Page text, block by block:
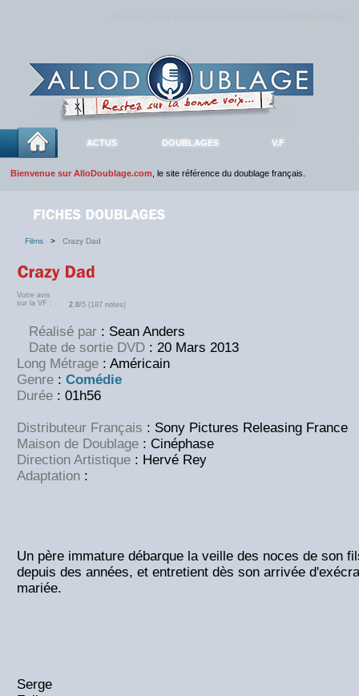
ACTUS DOUBLAGES V.F
Bienvenue sur AlloDoublage.com , le site référence du doublage français.
Films > Crazy Dad
Votre avis
sur la VF :
2.0/5 (187 notes)
Réalisé par : Sean Anders
Date de sortie DVD : 20 Mars 2013
Long Métrage : Américain
Genre : Comédie
Durée : 01h56
Distributeur Français : Sony Pictures Releasing France
Maison de Doublage : Cinéphase
Direction Artistique : Hervé Rey
Adaptation :
Un père immature débarque la veille des noces de son
depuis des années, et entretient dès son arrivée
mariée.
Serge